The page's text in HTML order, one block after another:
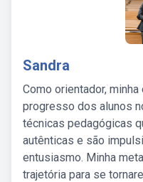
Sandra
Como orientador,
progresso dos alunos
técnicas pedagógicas
autênticas e são
entusiasmo. Minha
trajetória para se